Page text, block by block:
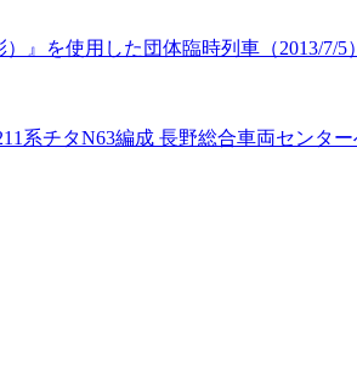
』を使用した団体臨時列車（2013/7/5）
系チタN63編成 長野総合車両センター